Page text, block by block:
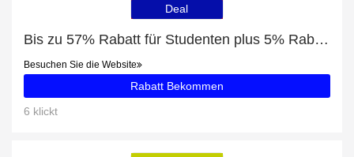
Deal
Bis zu 57% Rabatt für Studenten plus 5% Rabatt auf Micro SDXC
Besuchen Sie die Website
Rabatt Bekommen
6 klickt